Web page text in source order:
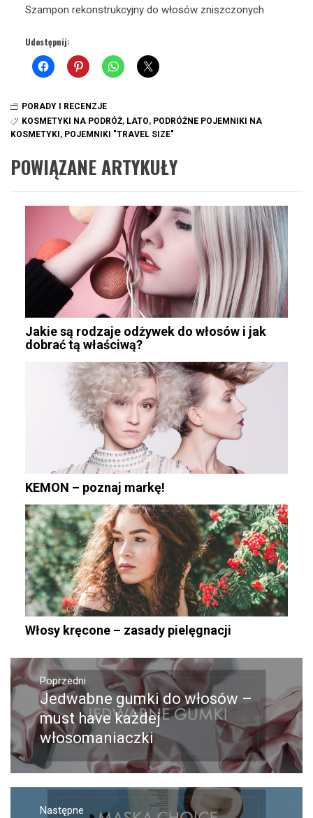
Szampon rekonstrukcyjny do włosów zniszczonych
Udostępnij:
PORADY I RECENZJE
KOSMETYKI NA PODRÓŻ, LATO, PODRÓŻNE POJEMNIKI NA
KOSMETYKI , POJEMNIKI "TRAVEL SIZE"
POWIĄZANE ARTYKUŁY
Jakie są rodzaje odżywek do włosów i jak
dobrać tą właściwą?
KEMON – poznaj markę!
Włosy kręcone – zasady pielęgnacji
Nawigacja
wpisuPoprzedni
Poprzedni
wpis:
Jedwabne gumki do włosów –
must have każdej
włosomaniaczki
Następne